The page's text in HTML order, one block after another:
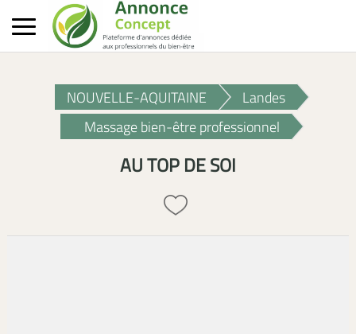
NOUVELLE-AQUITAINE
Landes
Massage bien-être professionnel
AU TOP DE SOI